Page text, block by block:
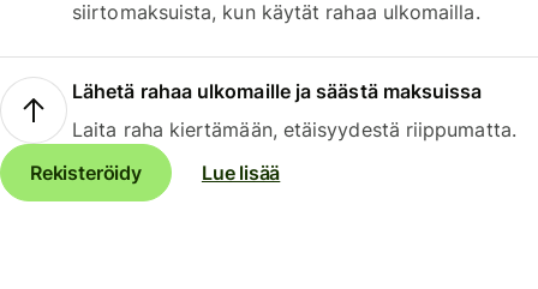
siirtomaksuista, kun käytät rahaa ulkomailla.
Lähetä rahaa ulkomaille ja säästä maksuissa
Laita raha kiertämään, etäisyydestä riippumatta.
Rekisteröidy
Lue lisää